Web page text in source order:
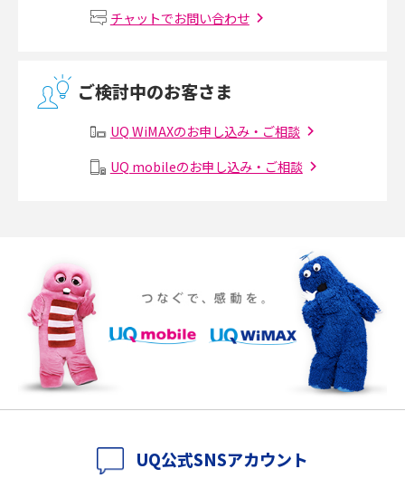
Wi-Fiルーターの設定方法をわかりやすく解説！事前に準備すべきものも紹
無線LANとは？メリット・デメリットや接続方法を解説
メッシュWi-Fiとは？仕組みやメリット・デメリット、中継機との違いを解
ポケット型Wi-Fiをレンタルするメリットとは？選び方や向いている方の特
徴も紹介
持ち運びできるポケット型Wi-Fiのおススメの選び方は？メリット・デメリ
ットも紹介
ポケット型Wi-Fiはクレカなしでも利用できる？口座振替の方法や注意点も
ポケット型Wi-Fiとは？通信の仕組みやメリット・デメリットを解説
チャットでお問い合わせ
ご検討中のお客さま
UQ WiMAXのお申し込み・ご相談
UQ mobileのお申し込み・ご相談
UQ公式SNSアカウント